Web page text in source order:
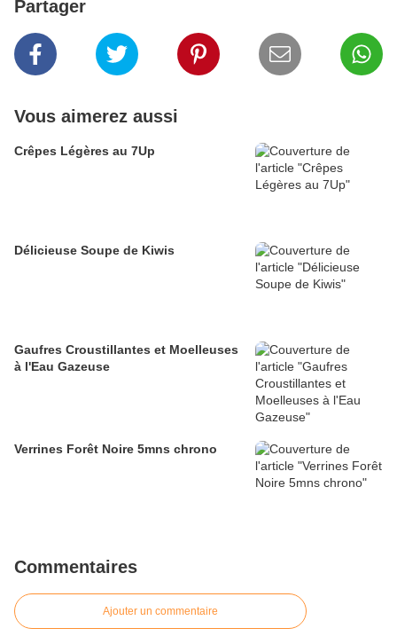
Partager
Vous aimerez aussi
Crêpes Légères au 7Up
Délicieuse Soupe de Kiwis
Gaufres Croustillantes et Moelleuses
à l'Eau Gazeuse
Verrines Forêt Noire 5mns chrono
Commentaires
Ajouter un commentaire